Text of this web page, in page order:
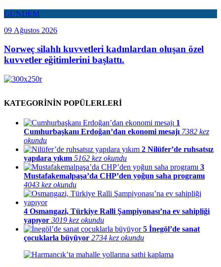
GÜNDEM
09 Ağustos 2026
Norweç silahlı kuvvetleri kadınlardan oluşan özel
kuvvetler eğitimlerini başlattı.
KATEGORİNİN POPÜLERLERİ
1
Cumhurbaşkanı Erdoğan’dan ekonomi mesajı 7382 kez
okundu
2 Nilüfer’de ruhsatsız
yapılara yıkım 5162 kez okundu
3
Mustafakemalpaşa’da CHP’den yoğun saha programı
4043 kez okundu
4 Osmangazi, Türkiye Ralli Şampiyonası’na ev sahipliği
yapıyor 3019 kez okundu
5 İnegöl’de sanat
çocuklarla büyüyor 2734 kez okundu